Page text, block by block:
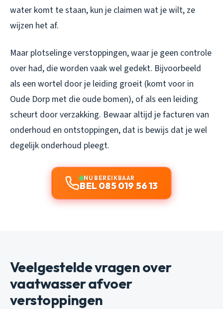
water komt te staan, kun je claimen wat je wilt, ze
wijzen het af.
Maar plotselinge verstoppingen, waar je geen controle
over had, die worden vaak wel gedekt. Bijvoorbeeld
als een wortel door je leiding groeit (komt voor in
Oude Dorp met die oude bomen), of als een leiding
scheurt door verzakking. Bewaar altijd je facturen van
onderhoud en ontstoppingen, dat is bewijs dat je wel
degelijk onderhoud pleegt.
NU BEREIKBAAR
BEL 085 019 56 13
Veelgestelde vragen over
vaatwasser afvoer
verstoppingen